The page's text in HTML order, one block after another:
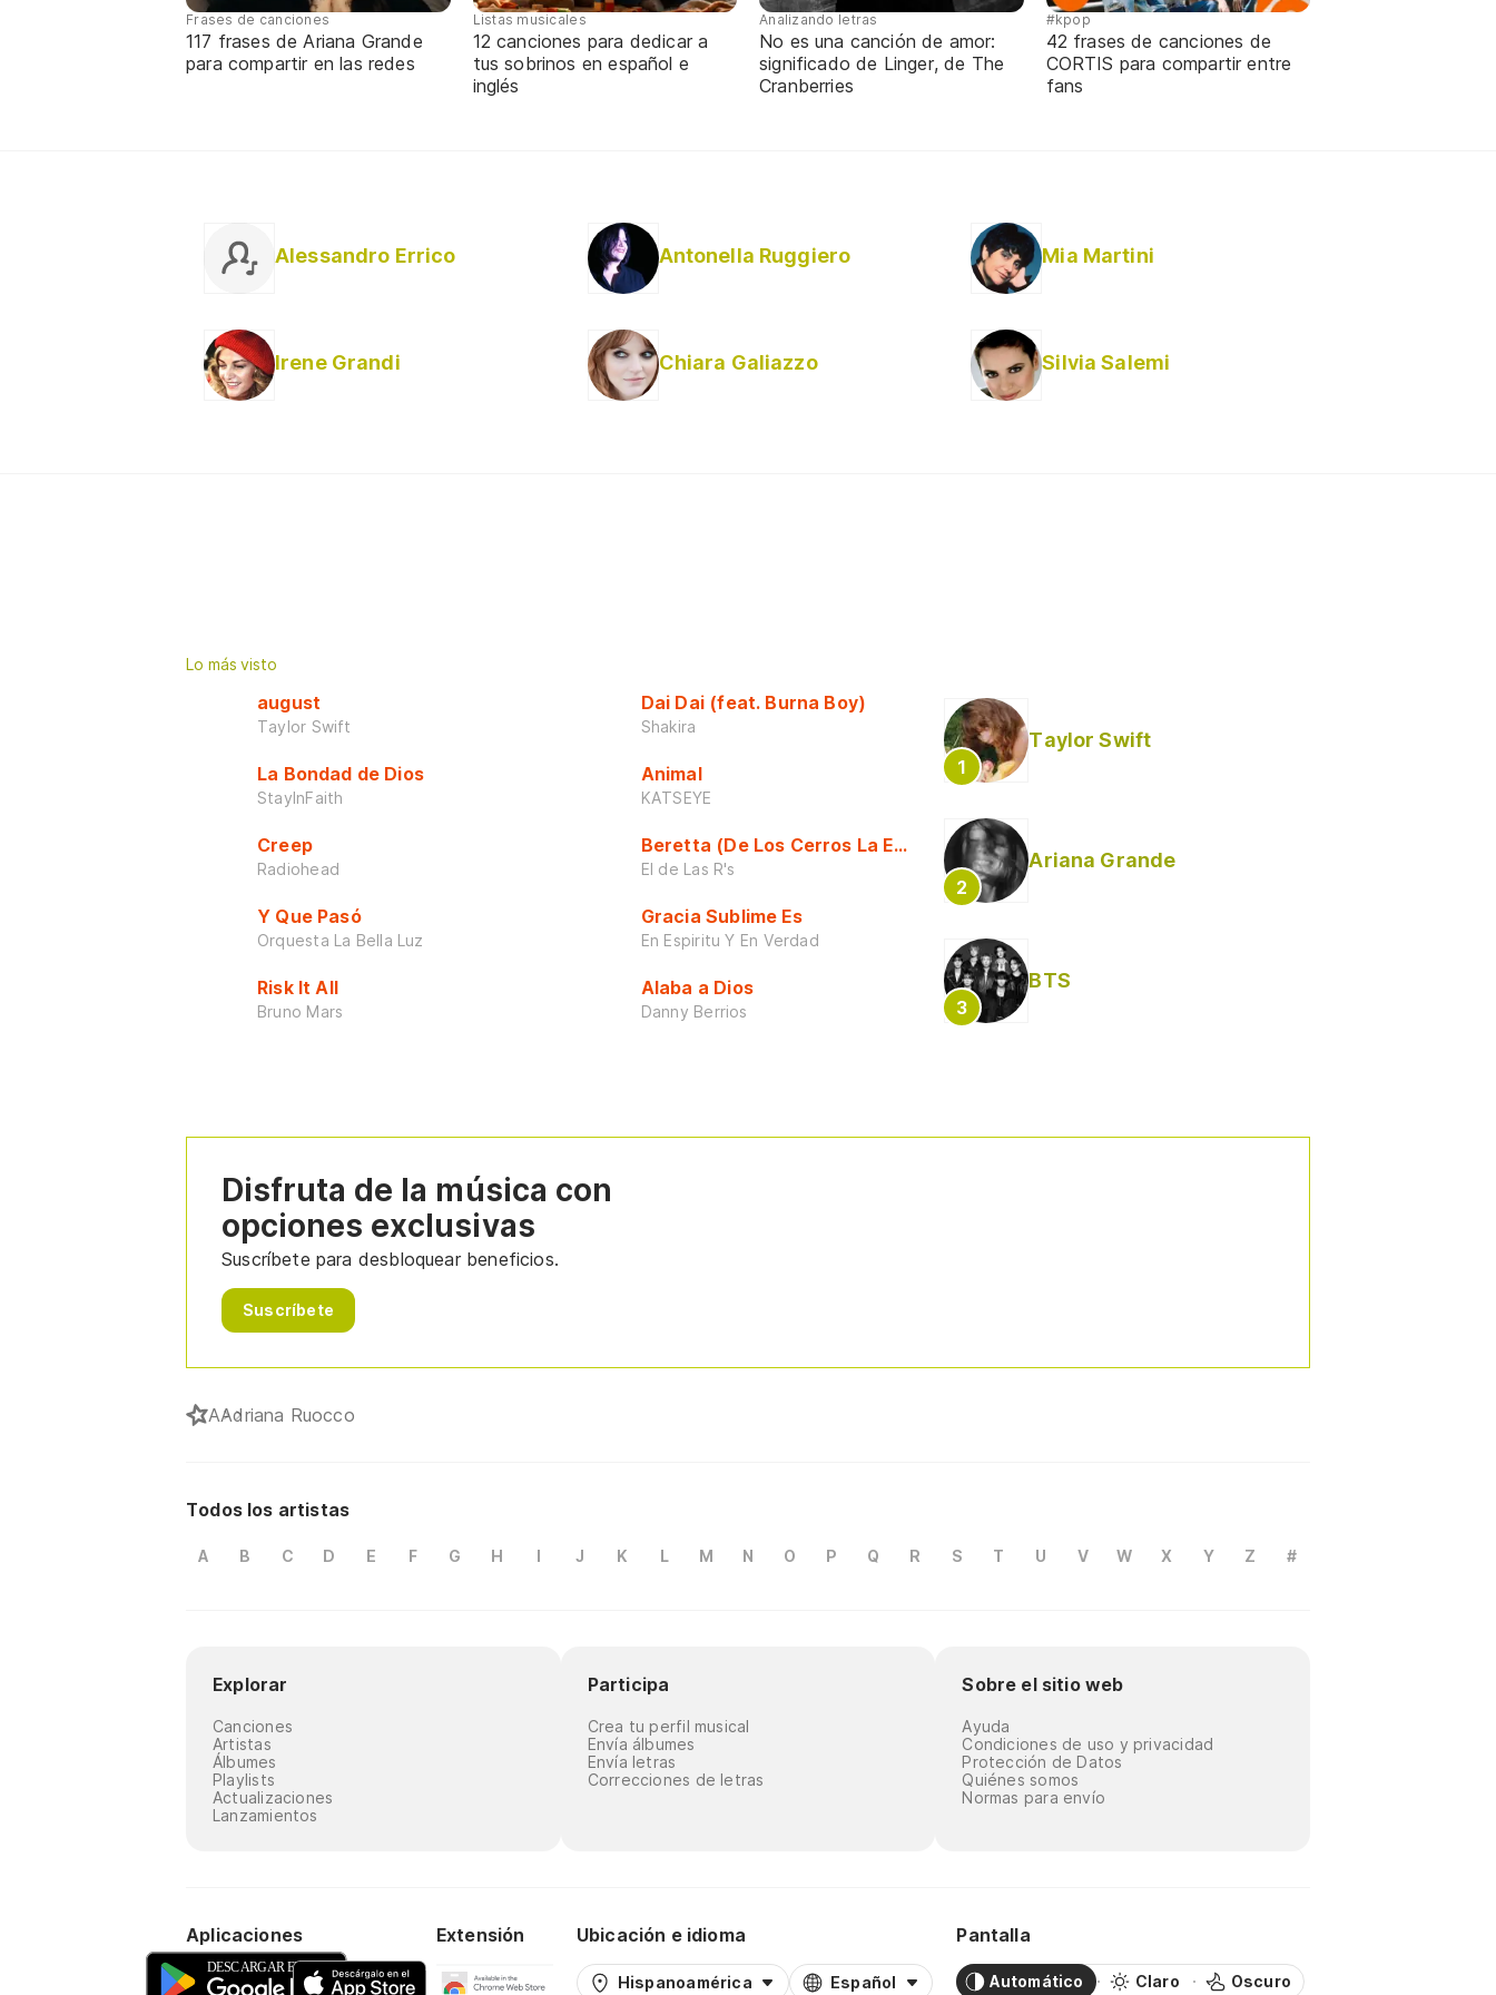
Frases de canciones
117 frases de Ariana Grande
para compartir en las redes
Listas musicales
12 canciones para dedicar a
tus sobrinos en español e
inglés
Analizando letras
No es una canción de amor:
significado de Linger, de The
Cranberries
#kpop
42 frases de canciones de
CORTIS para compartir entre
fans
Alessandro Errico Antonella Ruggiero Mia Martini
Irene Grandi Chiara Galiazzo Silvia Salemi
Lo más visto
august
Taylor Swift
La Bondad de Dios
StayInFaith
Creep
Radiohead
Y Que Pasó
Orquesta La Bella Luz
Risk It All
Bruno Mars
Dai Dai (feat. Burna Boy)
Shakira
Animal
KATSEYE
Beretta (De Los Cerros La Escuela)
El de Las R's
Gracia Sublime Es
En Espiritu Y En Verdad
Alaba a Dios
Danny Berrios
Taylor Swift
Ariana Grande
BTS
Disfruta de la música con
opciones exclusivas
Suscríbete para desbloquear beneficios.
Suscríbete
AAdriana Ruocco
Todos los artistas
A B C D E F G H I J K L M N O P Q R S T U V W X Y Z #
Explorar
Canciones
Artistas
Álbumes
Playlists
Actualizaciones
Lanzamientos
Participa
Crea tu perfil musical
Envía álbumes
Envía letras
Correcciones de letras
Sobre el sitio web
Ayuda
Condiciones de uso y privacidad
Protección de Datos
Quiénes somos
Normas para envío
Aplicaciones Extensión Ubicación e idioma
Hispanoamérica Español
Pantalla
Automático Claro Oscuro